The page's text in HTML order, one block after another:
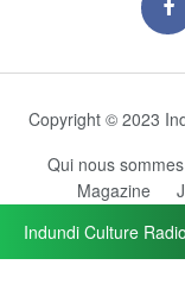
Copyright © 2023
Qui nous sommes
Magazine
Indundi Culture Radio